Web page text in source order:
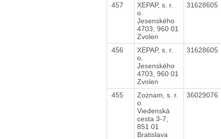
457
XEPAP, s. r.
o.
Jesenského
4703, 960 01
Zvolen
31628605
456
XEPAP, s. r.
o.
Jesenského
4703, 960 01
Zvolen
31628605
455
Zoznam, s. r.
o.
Viedenská
cesta 3-7,
851 01
Bratislava
36029076